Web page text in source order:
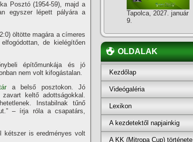
Posztó (1954-59), majd a
egyszer lépett pályára a
öltötte magára a cí­meres
de kielégí­tően
épí­tőmunkája és jó
nem volt kifogástalan.
a belső posztokon. Jó
keltő adottságokkal.
Instabilnak tűnő
– í­rja róla a csapatárs,
kétszer is eredményes volt
Tapolca, 2027. január
9.
OLDALAK
Kezdőlap
Videógaléria
Lexikon
A kezdetektől napjainkig
A KK (Mitropa Cup) története